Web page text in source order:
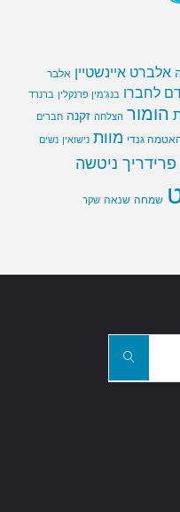
אלברט איינשטיין אלבר
לחברו בנג'מין פרנקלין ברנרד
הומור הצלחה זקנה חברים
גנדי מוות נישואין נשים
פרידריך ניטשה
שמחה שנאה שקר
חפשו